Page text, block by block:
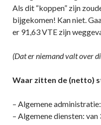
Als dit “koppen” zijn
bijgekomen! Kan niet.
er 91,63 VTE zijn
(Dat er niemand valt over
Waar zitten de (netto)
– Algemene
– Algemene diensten: